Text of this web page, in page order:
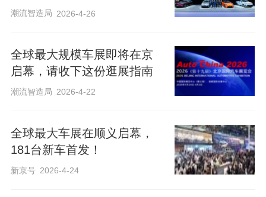
潮流智造局 2026-4-26
​全球最大规模车展即将在京
启幕，请收下这份逛展指南
潮流智造局 2026-4-22
全球最大车展在顺义启幕，
181台新车首发！
新京号 2026-4-24